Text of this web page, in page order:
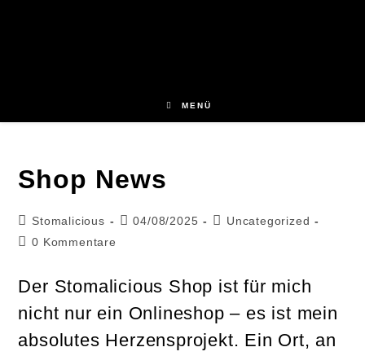
MENÜ
Shop News
Beitrags-
Autor:
Stomalicious
Beitrag
04/08/2025
Beitrags-
Uncategorized
Beitrags-
0 Kommentare
Der Stomalicious Shop ist für mich
nicht nur ein Onlineshop – es ist mein
absolutes Herzensprojekt. Ein Ort, an